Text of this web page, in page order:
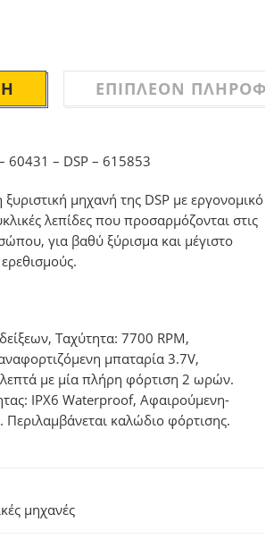
ΕΠΙΠΛΈΟΝ
60431 – DSP – 615853
μηχανή της DSP με εργονομικό
λεπίδες που προσαρμόζονται στις
για βαθύ ξύρισμα και μέγιστο
Ταχύτητα: 7700 RPM,
μπαταρία 3.7V,
με μία πλήρη φόρτιση 2 ωρών.
IPX6 Waterproof, Αφαιρούμενη-
καλώδιο φόρτισης.
μηχανές